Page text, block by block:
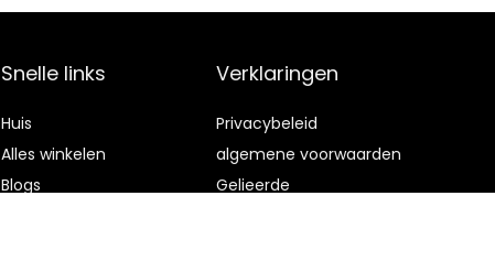
Snelle links
Huis
Alles winkelen
Blogs
Verklaringen
Privacybeleid
algemene voorwaarden
Gelieerde